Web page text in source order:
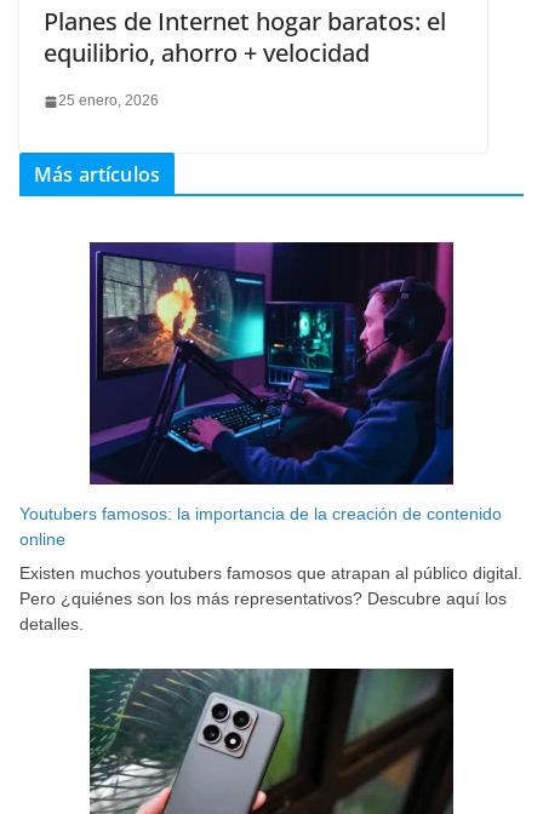
Planes de Internet hogar baratos: el
equilibrio, ahorro + velocidad
25 enero, 2026
Más artículos
Youtubers famosos: la importancia de la creación de contenido
online
Existen muchos youtubers famosos que atrapan al público digital.
Pero ¿quiénes son los más representativos? Descubre aquí los
detalles.